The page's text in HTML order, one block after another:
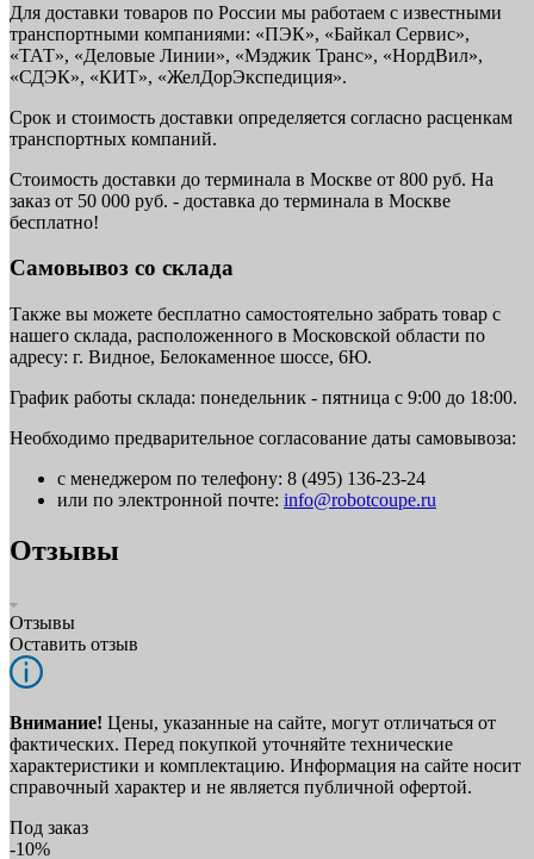
Для доставки товаров по России мы работаем с известными
транспортными компаниями: «ПЭК», «Байкал Сервис»,
«ТАТ», «Деловые Линии», «Мэджик Транс», «НордВил»,
«СДЭК», «КИТ», «ЖелДорЭкспедиция».
Срок и стоимость доставки определяется согласно расценкам
транспортных компаний.
Стоимость доставки до терминала в Москве от 800 руб. На
заказ от 50 000 руб. - доставка до терминала в Москве
бесплатно!
Самовывоз со склада
Также вы можете бесплатно самостоятельно забрать товар с
нашего склада, расположенного в Московской области по
адресу: г. Видное, Белокаменное шоссе, 6Ю.
График работы склада: понедельник - пятница с 9:00 до 18:00.
Необходимо предварительное согласование даты самовывоза:
с менеджером по телефону: 8 (495) 136-23-24
или по электронной почте: info@robotcoupe.ru
Отзывы
Отзывы
Оставить отзыв
Внимание! Цены, указанные на сайте, могут отличаться от
фактических. Перед покупкой уточняйте технические
характеристики и комплектацию. Информация на сайте носит
справочный характер и не является публичной офертой.
Под заказ
-10%